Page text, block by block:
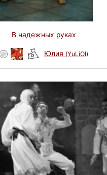
В надежных руках
Юлия (YuLiOl)